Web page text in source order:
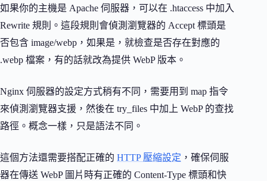
如果你的主機是 Apache 伺服器，可以在 .htaccess 中加入
Rewrite 規則。這段規則會偵測瀏覽器的 Accept 標頭是
否包含 image/webp，如果是，就檢查是否存在對應的
.webp 檔案，有的話就改為提供 WebP 版本。
Nginx 伺服器的設定方式稍有不同，需要用到 map 指令
來偵測瀏覽器支援，然後在 try_files 中加上 WebP 的查找
路徑。概念一樣，只是語法不同。
這個方法還需要搭配正確的 HTTP 壓縮設定 ，確保伺服
器在傳送 WebP 圖片時有正確的 Content-Type 標頭和快